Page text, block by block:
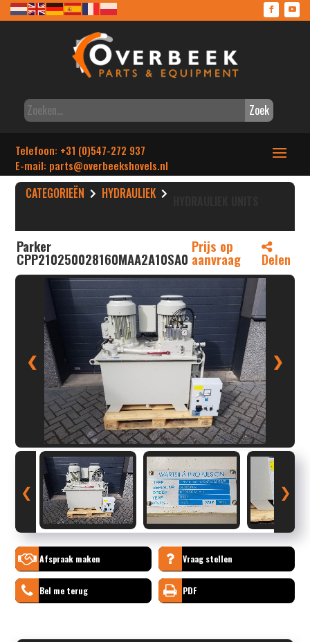
Zoek
Telefoon: +31 (0)547-272 937
E-mail: parts@overbeekshovels.nl
CATEGORIEËN HYDRAULIEK
Parker
CPP210250028160MAA2A10SA0
Prijs op
aanvraag Delen
❮ ❯
❮ ❯
Afspraak maken Vraag stellen
Bel me terug PDF